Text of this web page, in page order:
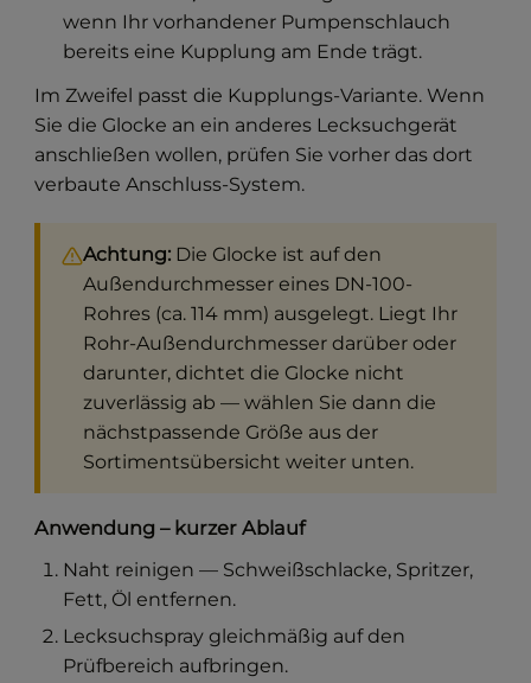
wenn Ihr vorhandener Pumpenschlauch
bereits eine Kupplung am Ende trägt.
Im Zweifel passt die Kupplungs-Variante. Wenn
Sie die Glocke an ein anderes Lecksuchgerät
anschließen wollen, prüfen Sie vorher das dort
verbaute Anschluss-System.
Achtung: Die Glocke ist auf den
Außendurchmesser eines DN-100-
Rohres (ca. 114 mm) ausgelegt. Liegt Ihr
Rohr-Außendurchmesser darüber oder
darunter, dichtet die Glocke nicht
zuverlässig ab — wählen Sie dann die
nächstpassende Größe aus der
Sortimentsübersicht weiter unten.
Anwendung – kurzer Ablauf
Naht reinigen — Schweißschlacke, Spritzer,
Fett, Öl entfernen.
Lecksuchspray gleichmäßig auf den
Prüfbereich aufbringen.